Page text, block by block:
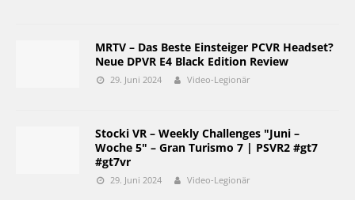
MRTV – Das Beste Einsteiger PCVR Headset?
Neue DPVR E4 Black Edition Review
29. Juni 2024 Video-Legionär
Stocki VR – Weekly Challenges "Juni –
Woche 5" – Gran Turismo 7 | PSVR2 #gt7
#gt7vr
29. Juni 2024 Video-Legionär